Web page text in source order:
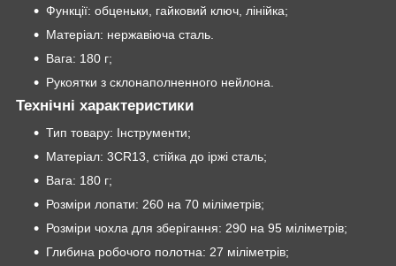
Функції: обценьки, гайковий ключ, лінійка;
Матеріал: нержавіюча сталь.
Вага: 180 г;
Рукоятки з склонаполненного нейлона.
Технічні характеристики
Тип товару: Інструменти;
Матеріал: 3CR13, стійка до іржі сталь;
Вага: 180 г;
Розміри лопати: 260 на 70 міліметрів;
Розміри чохла для зберігання: 290 на 95 міліметрів;
Глибина робочого полотна: 27 міліметрів;